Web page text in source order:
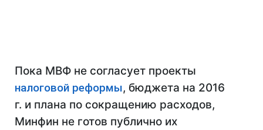
Пока МВФ не согласует проекты
налоговой реформы, бюджета на 2016
г. и плана по сокращению расходов,
Минфин не готов публично их